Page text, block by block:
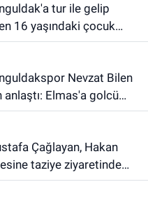
16 yaşındaki çocuk
anları kamerada
anlaştı: Elmas'a golcü
taziye ziyaretinde